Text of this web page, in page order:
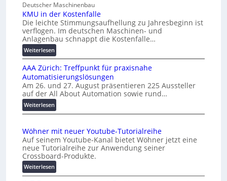
c
h
a
f
f
i
v
e
r
l
A
u
t
m
t
i
o
Deutscher Maschinenbau
KMU in der Kostenfalle
Die leichte Stimmungsaufhellung zu Jahresbeginn ist
verflogen. Im deutschen Maschinen- und
Anlagenbau schnappt die Kostenfalle…
Weiterlesen:
K
M
U
i
n
d
e
K
o
s
t
e
n
AAA Zürich: Treffpunkt für praxisnahe
Automatisierungslösungen
Am 26. und 27. August präsentieren 225 Aussteller
auf der All About Automation sowie rund…
Weiterlesen:
A
A
Z
ü
r
i
c
Wöhner mit neuer Youtube-Tutorialreihe
Auf seinem Youtube-Kanal bietet Wöhner jetzt eine
neue Tutorialreihe zur Anwendung seiner
Crossboard-Produkte.
Weiterlesen:
W